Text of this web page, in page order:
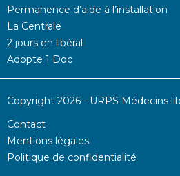
Permanence d’aide à l’installation
La Centrale
2 jours en libéral
Adopte 1 Doc
Copyright 2026 - URPS Médecins
Contact
Mentions légales
Politique de confidentialité